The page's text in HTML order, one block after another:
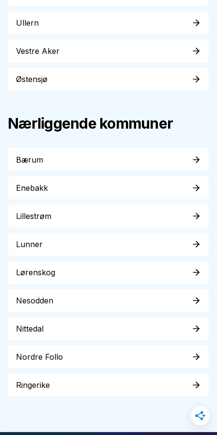
Ullern
Vestre Aker
Østensjø
Nærliggende kommuner
Bærum
Enebakk
Lillestrøm
Lunner
Lørenskog
Nesodden
Nittedal
Nordre Follo
Ringerike